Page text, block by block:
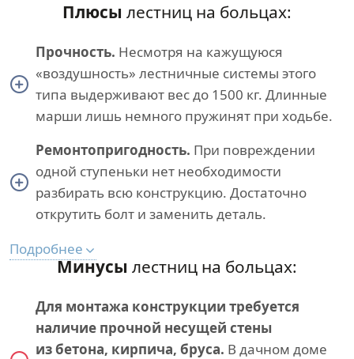
Плюсы лестниц на больцах:
Прочность. Несмотря на кажущуюся
«воздушность» лестничные системы этого
типа выдерживают вес до 1500 кг. Длинные
марши лишь немного пружинят при ходьбе.
Ремонтопригодность. При повреждении
одной ступеньки нет необходимости
разбирать всю конструкцию. Достаточно
открутить болт и заменить деталь.
Подробнее
Минусы лестниц на больцах:
Для монтажа конструкции требуется
наличие прочной несущей стены
из бетона, кирпича, бруса. В дачном доме